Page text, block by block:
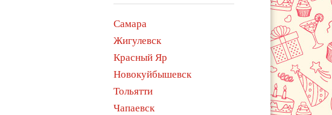
Самара
Жигулевск
Красный Яр
Новокуйбышевск
Тольятти
Чапаевск